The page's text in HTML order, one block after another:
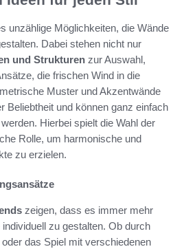
unzählige Möglichkeiten, die Wände
Dabei stehen nicht nur
und Strukturen zur Auswahl,
die frischen Wind in die
Muster und Akzentwände
Beliebtheit und können ganz einfach
Hierbei spielt die Wahl der
Rolle, um harmonische und
zu erzielen.
zeigen, dass es immer mehr
zu gestalten. Ob durch
das Spiel mit verschiedenen